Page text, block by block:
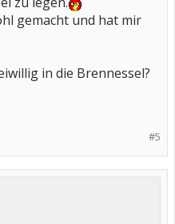
gemacht und hat mir
in die Brennessel?
#5